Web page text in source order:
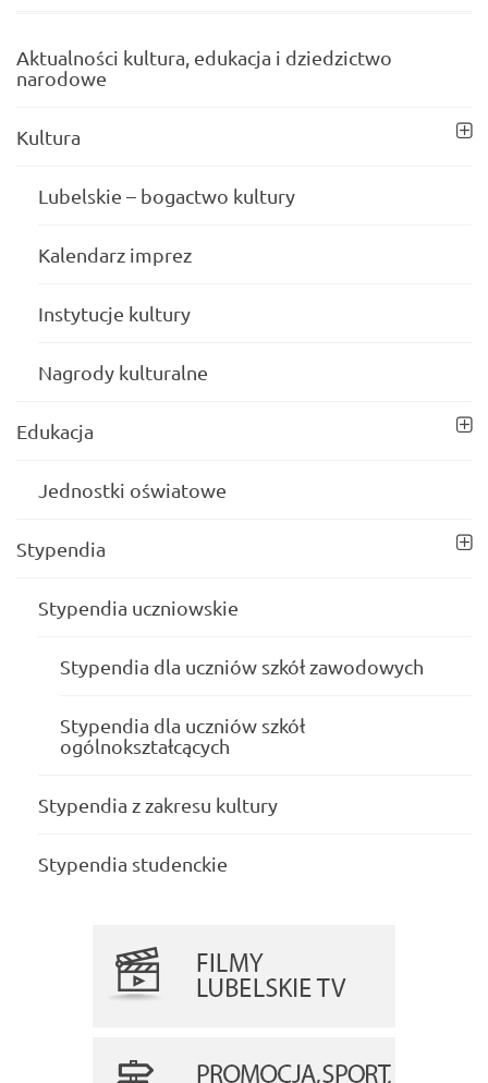
Aktualności kultura, edukacja i dziedzictwo
narodowe
Kultura
Lubelskie – bogactwo kultury
Kalendarz imprez
Instytucje kultury
Nagrody kulturalne
Edukacja
Jednostki oświatowe
Stypendia
Stypendia uczniowskie
Stypendia dla uczniów szkół zawodowych
Stypendia dla uczniów szkół
ogólnokształcących
Stypendia z zakresu kultury
Stypendia studenckie